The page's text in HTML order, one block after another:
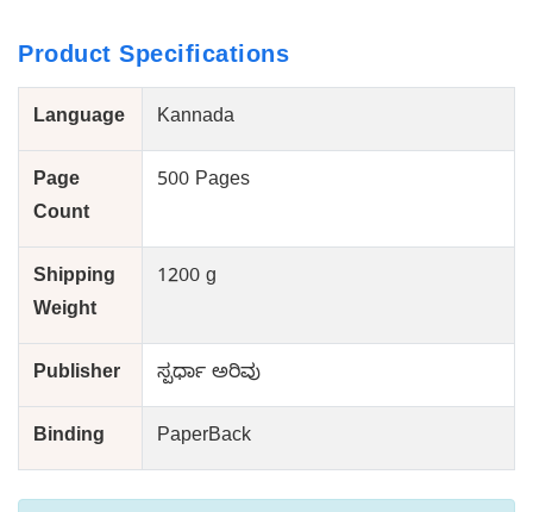
Product Specifications
Language Kannada
Page
Count
500 Pages
Shipping
Weight
1200 g
Publisher ಸ್ಪರ್ಧಾ ಅರಿವು
Binding PaperBack